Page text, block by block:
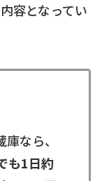
容となってい
なら、
も1日約